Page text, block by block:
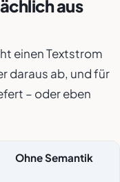
aus
einen Textstrom
daraus ab, und für
– oder eben
Ohne Semantik